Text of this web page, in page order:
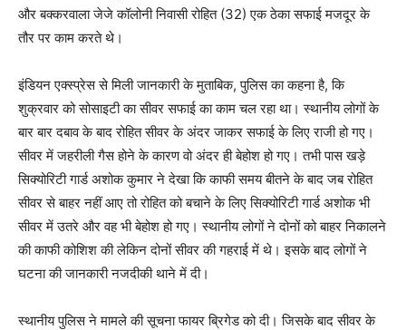
और बक्करवाला जेजे कॉलोनी निवासी रोहित (32) एक ठेका सफाई मजदूर के
तौर पर काम करते थे।
इंडियन एक्स्प्रेस से मिली जानकारी के मुताबिक, पुलिस का कहना है, कि
शुक्रवार को सोसाइटी का सीवर सफाई का काम चल रहा था। स्थानीय लोगों के
बार बार दबाव के बाद रोहित सीवर के अंदर जाकर सफाई के लिए राजी हो गए।
सीवर में जहरीली गैस होने के कारण वो अंदर ही बेहोश हो गए। तभी पास खड़े
सिक्योरिटी गार्ड अशोक कुमार ने देखा कि काफी समय बीतने के बाद जब रोहित
सीवर से बाहर नहीं आए तो रोहित को बचाने के लिए सिक्योरिटी गार्ड अशोक भी
सीवर में उतरे और वह भी बेहोश हो गए। स्थानीय लोगों ने दोनों को बाहर निकालने
की काफी कोशिश की लेकिन दोनों सीवर की गहराई में थे। इसके बाद लोगों ने
घटना की जानकारी नजदीकी थाने में दी।
स्थानीय पुलिस ने मामले की सूचना फायर ब्रिगेड को दी। जिसके बाद सीवर के